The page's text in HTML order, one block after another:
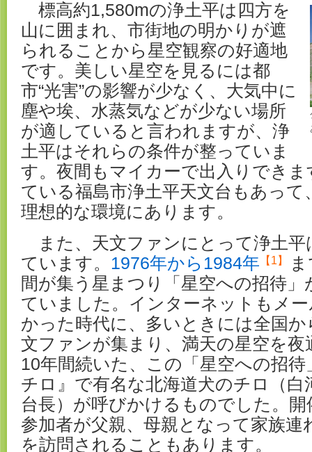
標高約1,580mの浄土平は四方を
山に囲まれ、市街地の明かりが遮
られることから星空観察の好適地
です。美しい星空を見るには都
市“光害”の影響が少なく、大気中に
塵や埃、水蒸気などが少ない場所
が適していると言われますが、浄
土平はそれらの条件が整っていま
す。夜間もマイカーで出入りでき
ている福島市浄土平天文台もあっ
理想的な環境にあります。
また、天文ファンにとって浄土平
ています。 1976年から1984年 【1】
間が集う星まつり「星空への招待
ていました。インターネットもメ
かった時代に、多いときには全国
文ファンが集まり、満天の星空を
10年間続いた、この「星空への招
チロ』で有名な北海道犬のチロ（白
台長）が呼びかけるものでした。
参加者が父親、母親となって家族連
を訪問されることもあります。